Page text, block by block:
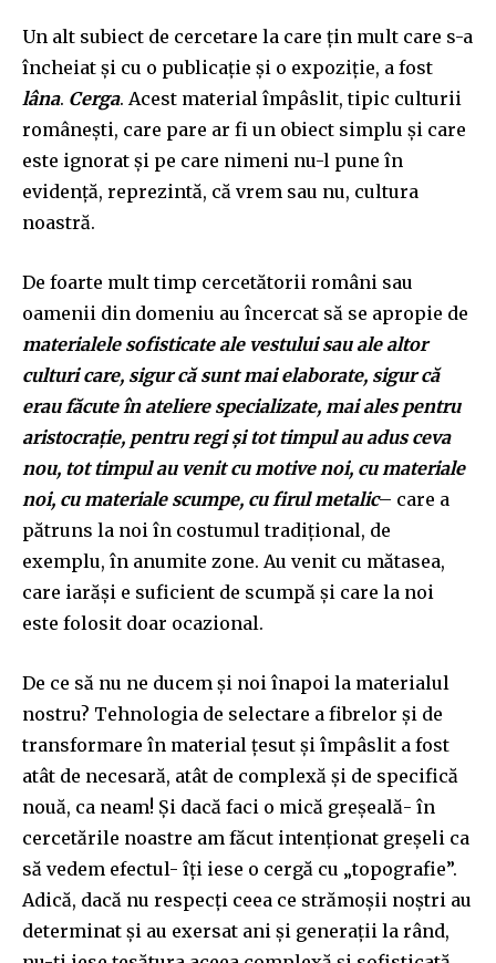
Un alt subiect de cercetare la care țin mult care s-a
încheiat și cu o publicație și o expoziție, a fost
lâna. Cerga. Acest material împâslit, tipic culturii
românești, care pare ar fi un obiect simplu și care
este ignorat și pe care nimeni nu-l pune în
evidență, reprezintă, că vrem sau nu, cultura
noastră.
De foarte mult timp cercetătorii români sau
oamenii din domeniu au încercat să se apropie de
materialele sofisticate ale vestului sau ale altor
culturi care, sigur că sunt mai elaborate, sigur că
erau făcute în ateliere specializate, mai ales pentru
aristocrație, pentru regi și tot timpul au adus ceva
nou, tot timpul au venit cu motive noi, cu materiale
noi, cu materiale scumpe, cu firul metalic– care a
pătruns la noi în costumul tradițional, de
exemplu, în anumite zone. Au venit cu mătasea,
care iarăși e suficient de scumpă și care la noi
este folosit doar ocazional.
De ce să nu ne ducem și noi înapoi la materialul
nostru? Tehnologia de selectare a fibrelor și de
transformare în material țesut și împâslit a fost
atât de necesară, atât de complexă și de specifică
nouă, ca neam! Și dacă faci o mică greșeală- în
cercetările noastre am făcut intenționat greșeli ca
să vedem efectul- îți iese o cergă cu „topografie”.
Adică, dacă nu respecți ceea ce strămoșii noștri au
determinat și au exersat ani și generații la rând,